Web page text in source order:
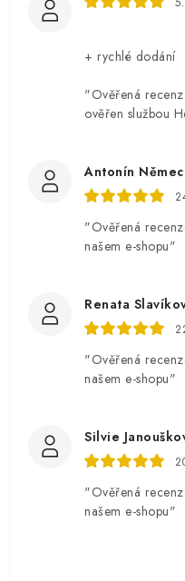
+ rychlé dodání
"Ověřená
ověřen službou
Antonín Němec
"Ověřená
našem e-shopu"
Renata
"Ověřená
našem e-shopu"
Silvie
"Ověřená
našem e-shopu"